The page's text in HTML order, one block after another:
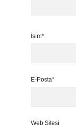
İsim*
E-Posta*
Web Sitesi